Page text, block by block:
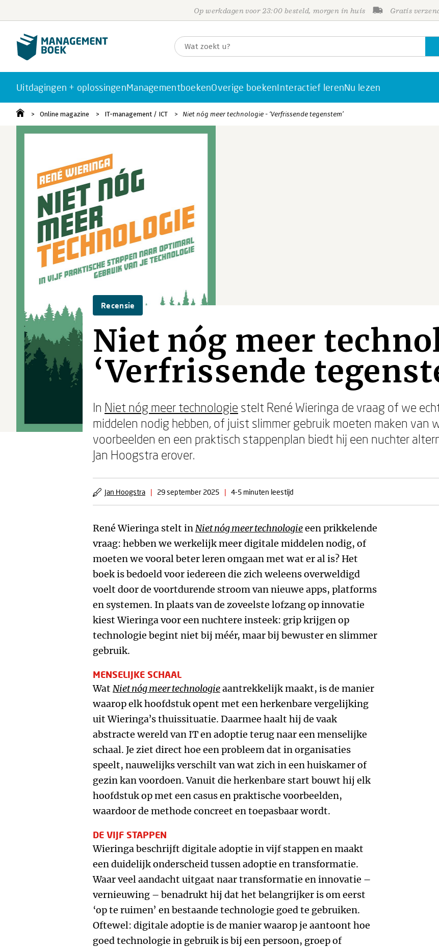
Op werkdagen voor 23:00 besteld, morgen in huis Gratis
Uitdagingen + oplossingenManagementboekenOverige boekenInteractief lerenNu lezen
Online magazine IT-management / ICT Niet nóg meer technologie - ‘Verfrissende tegenstem’
Recensie
Niet nóg meer
‘Verfrissende
In Niet nóg meer technologie stelt René Wieringa de vraag of we
middelen nodig hebben, of juist slimmer gebruik moeten maken van
voorbeelden en een praktisch stappenplan biedt hij een nuchter
Jan Hoogstra erover.
Jan Hoogstra | 29 september 2025 | 4-5 minuten leestijd
René Wieringa stelt inNiet nóg meer technologieeen prikkelende
vraag: hebben we werkelijk meer digitale middelen nodig, of
moeten we vooral beter leren omgaan met wat er al is? Het
boek is bedoeld voor iedereen die zich weleens overweldigd
voelt door de voortdurende stroom van nieuwe apps, platforms
en systemen. In plaats van de zoveelste lofzang op innovatie
kiest Wieringa voor een nuchtere insteek: grip krijgen op
technologie begint niet bij méér, maar bij bewuster en slimmer
gebruik.
MENSELIJKE SCHAAL
Wat Niet nóg meer technologieaantrekkelijk maakt, is de manier
waarop elk hoofdstuk opent met een herkenbare vergelijking
uit Wieringa’s thuissituatie. Daarmee haalt hij de vaak
abstracte wereld van IT en adoptie terug naar een menselijke
schaal. Je ziet direct hoe een probleem dat in organisaties
speelt, nauwelijks verschilt van wat zich in een huiskamer of
gezin kan voordoen. Vanuit die herkenbare start bouwt hij elk
hoofdstuk op met een casus en praktische voorbeelden,
waardoor de methode concreet en toepasbaar wordt.
DE VIJF STAPPEN
Wieringa beschrijft digitale adoptie in vijf stappen en maakt
een duidelijk onderscheid tussen adoptie en transformatie.
Waar veel aandacht uitgaat naar transformatie en innovatie –
vernieuwing – benadrukt hij dat het belangrijker is om eerst
‘op te ruimen’ en bestaande technologie goed te gebruiken.
Oftewel: digitale adoptie is de manier waarop je aantoont hoe
goed technologie in gebruik is bij een persoon, groep of